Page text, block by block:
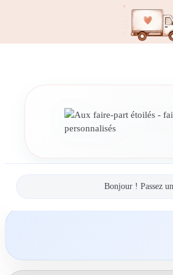
Bonjour ! Passez